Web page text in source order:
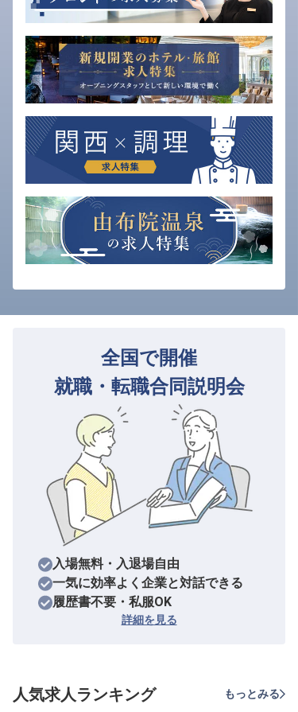
全国で開催
就職・転職合同説明会
入場無料・入退場自由
一気に効率よく企業と対話できる
履歴書不要・私服OK
詳細を見る
人気求人ランキング
もっとみる